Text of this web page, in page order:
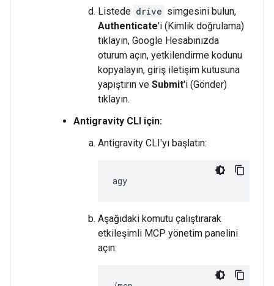
Listede drive simgesini bulun,
Authenticate'i (Kimlik doğrulama)
tıklayın, Google Hesabınızda
oturum açın, yetkilendirme kodunu
kopyalayın, giriş iletişim kutusuna
yapıştırın ve Submit'i (Gönder)
tıklayın.
Antigravity CLI için:
Antigravity CLI'yı başlatın:
Aşağıdaki komutu çalıştırarak
etkileşimli MCP yönetim panelini
açın: